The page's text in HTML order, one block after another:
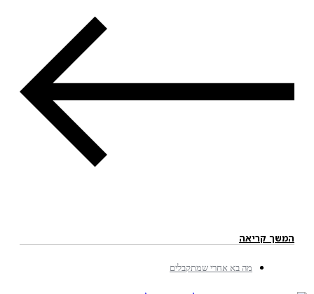
מה בא אחרי שמתקבלים